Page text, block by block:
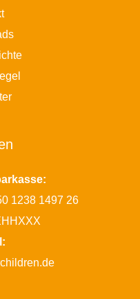
1238 1497 26